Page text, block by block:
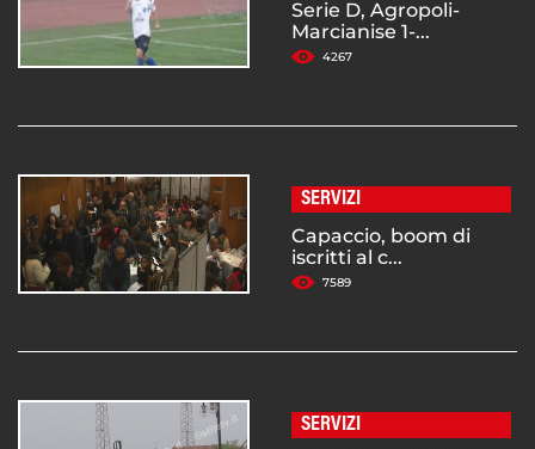
Serie D, Agropoli-
Marcianise 1-...
4267
SERVIZI
Capaccio, boom di
iscritti al c...
7589
SERVIZI